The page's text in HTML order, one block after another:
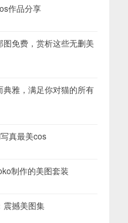
作品分享
免费，赏析这些无删美
雅，满足你对猫的所有
真最美cos
制作的美图套装
震撼美图集